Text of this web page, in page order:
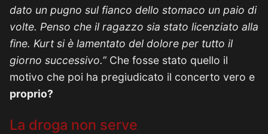
dato un pugno sul fianco dello stomaco un paio di
volte. Penso che il ragazzo sia stato licenziato alla
fine. Kurt si è lamentato del dolore per tutto il
giorno successivo.” Che fosse stato quello il
motivo che poi ha pregiudicato il concerto vero e
proprio?
La droga non serve